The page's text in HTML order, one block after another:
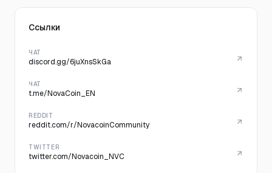
Ссылки
ЧАТ
discord.gg/6juXnsSkGa
ЧАТ
t.me/NovaCoin_EN
REDDIT
reddit.com/r/NovacoinCommunity
TWITTER
twitter.com/Novacoin_NVC